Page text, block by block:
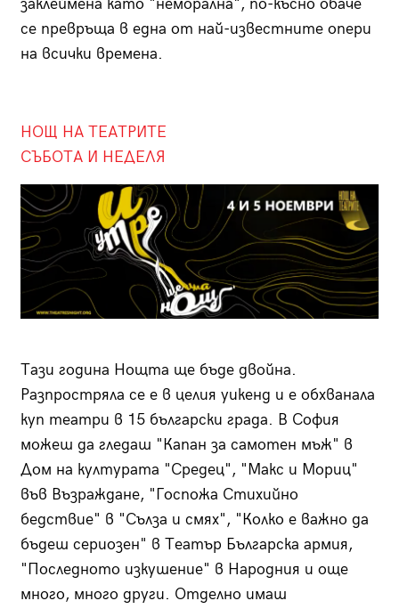
се превръща в една от най-известните опери
на всички времена.
НОЩ НА ТЕАТРИТЕ
СЪБОТА И НЕДЕЛЯ
Тази година Нощта ще бъде двойна.
Разпростряла се е в целия уикенд и е обхванала
куп театри в 15 български града. В София
можеш да гледаш "Капан за самотен мъж" в
Дом на културата "Средец", "Макс и Мориц"
във Възраждане, "Госпожа Стихийно
бедствие" в "Сълза и смях", "Колко е важно да
бъдеш сериозен" в Театър Българска армия,
"Последното изкушение" в Народния и още
много, много други. Отделно имаш